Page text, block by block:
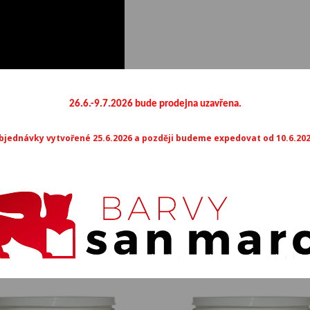
Mohlo by vás také zajímat
26.6.-9.7.2026 bude prodejna uzavřena.
vytvořené 25.6.2026 a později budeme expedovat od